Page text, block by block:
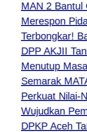
MAN 2 Bantul
Merespon
​Terbongkar!
DPP AKJII
Menutup Masa
Semarak
Perkuat Nilai-
Wujudkan
DPKP Aceh